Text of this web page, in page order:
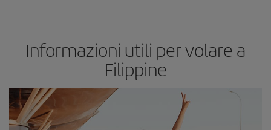
Informazioni utili per volare a
Filippine